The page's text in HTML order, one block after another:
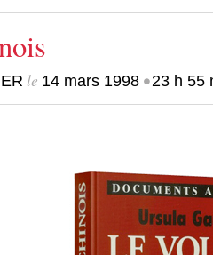
le 14 mars 1998•23 h 55